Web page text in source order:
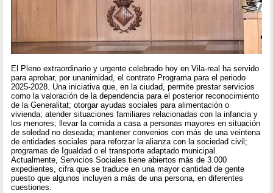
El Pleno extraordinario y urgente celebrado hoy en Vila-real ha servido
para aprobar, por unanimidad, el contrato Programa para el periodo
2025-2028. Una iniciativa que, en la ciudad, permite prestar servicios
como la valoración de la dependencia para el posterior reconocimiento
de la Generalitat; otorgar ayudas sociales para alimentación o
vivienda; atender situaciones familiares relacionadas con la infancia y
los menores; llevar la comida a casa a personas mayores en situación
de soledad no deseada; mantener convenios con más de una veintena
de entidades sociales para reforzar la alianza con la sociedad civil;
programas de Igualdad o el transporte adaptado municipal.
Actualmente, Servicios Sociales tiene abiertos más de 3.000
expedientes, cifra que se traduce en una mayor cantidad de gente
puesto que algunos incluyen a más de una persona, en diferentes
cuestiones.